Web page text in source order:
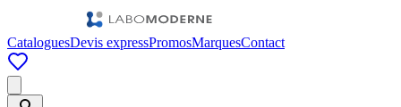
CataloguesDevis expressPromosMarquesContact